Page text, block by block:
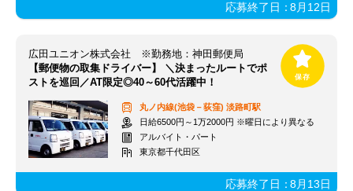
応募終了日：8月12日
広田ユニオン株式会社 ※勤務地：神田郵便局
【郵便物の取集ドライバー】 ＼決まったルートでポ
ストを巡回／AT限定◎40～60代活躍中！
丸ノ内線(池袋－荻窪) 淡路町駅
日給6500円～1万2000円 ※曜日により異なる
アルバイト・パート
東京都千代田区
応募終了日：8月13日